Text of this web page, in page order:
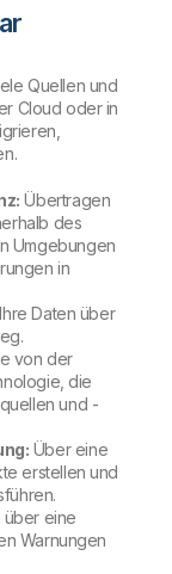
Quellen und
Cloud oder in
Übertragen
des
Umgebungen
in
Daten über
von der
die
und -
Über eine
erstellen und
über eine
Warnungen